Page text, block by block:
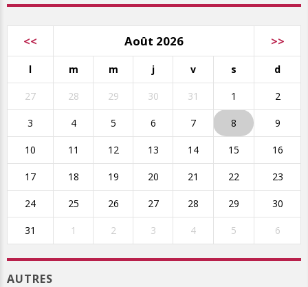
<< Août 2026 >>
l m m j v s d
27 28 29 30 31 1 2
3 4 5 6 7 8 9
10 11 12 13 14 15 16
17 18 19 20 21 22 23
24 25 26 27 28 29 30
31 1 2 3 4 5 6
AUTRES